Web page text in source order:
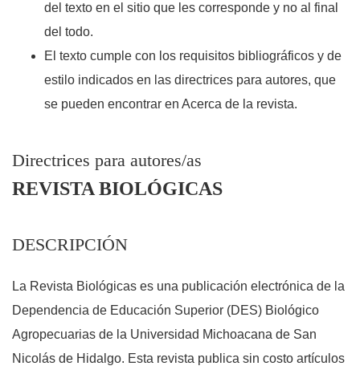
del texto en el sitio que les corresponde y no al final
del todo.
El texto cumple con los requisitos bibliográficos y de
estilo indicados en las directrices para autores, que
se pueden encontrar en Acerca de la revista.
Directrices para autores/as
REVISTA BIOLÓGICAS
DESCRIPCIÓN
La Revista Biológicas es una publicación electrónica de la
Dependencia de Educación Superior (DES) Biológico
Agropecuarias de la Universidad Michoacana de San
Nicolás de Hidalgo. Esta revista publica sin costo artículos